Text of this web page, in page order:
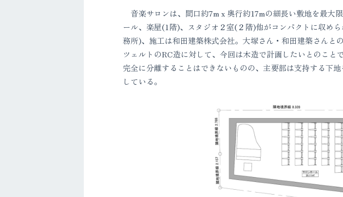
音楽サロンは、間口約7m x 奥行約17mの細長い敷地を最大
ール、楽屋(1階)、スタジオ２室(２階)他がコンパクトに収め
務所)、施工は和田建築株式会社。大塚さん・和田建築さんとの
ツェルトのRC造に対して、今回は木造で計画したいとのこ
完全に分離することはできないものの、主要部は支持する下
している。